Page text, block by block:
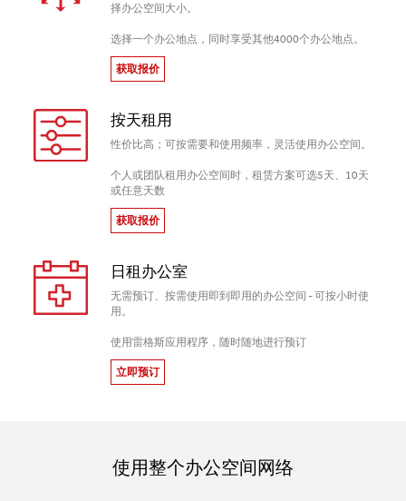
择办公空间大小。
选择一个办公地点，同时享受其他4000个办公地点。
获取报价
按天租用
性价比高；可按需要和使用频率，灵活使用办公空间。
个人或团队租用办公空间时，租赁方案可选5天、10天
或任意天数
获取报价
日租办公室
无需预订、按需使用即到即用的办公空间 - 可按小时使
用。
使用雷格斯应用程序，随时随地进行预订
立即预订
使用整个办公空间网络